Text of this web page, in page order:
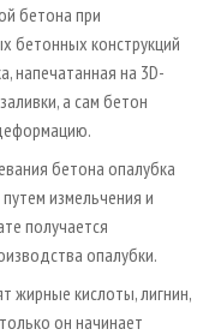
бетона при
бетонных конструкций
напечатанная на 3D-
а сам бетон
бетона опалубка
измельчения и
получается
опалубки.
жирные кислоты, лигнин,
он начинает